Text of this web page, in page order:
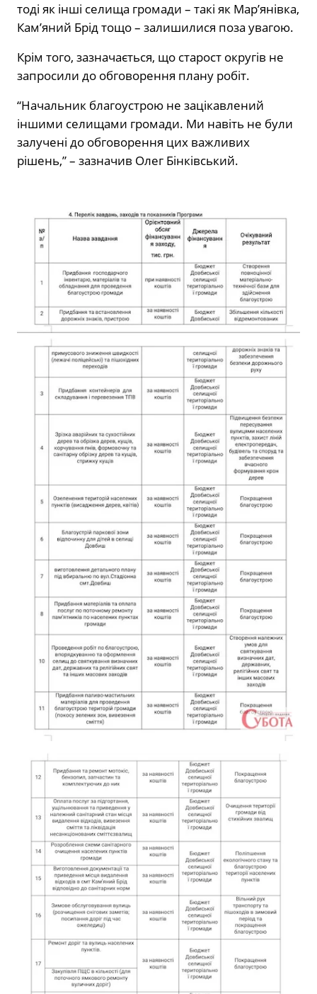
тоді як інші селища громади – такі як Мар’янівка,
Кам’яний Брід тощо – залишилися поза увагою.
Крім того, зазначається, що старост округів не
запросили до обговорення плану робіт.
“Начальник благоустрою не зацікавлений
іншими селищами громади. Ми навіть не були
залучені до обговорення цих важливих
рішень,” – зазначив Олег Бінківський.